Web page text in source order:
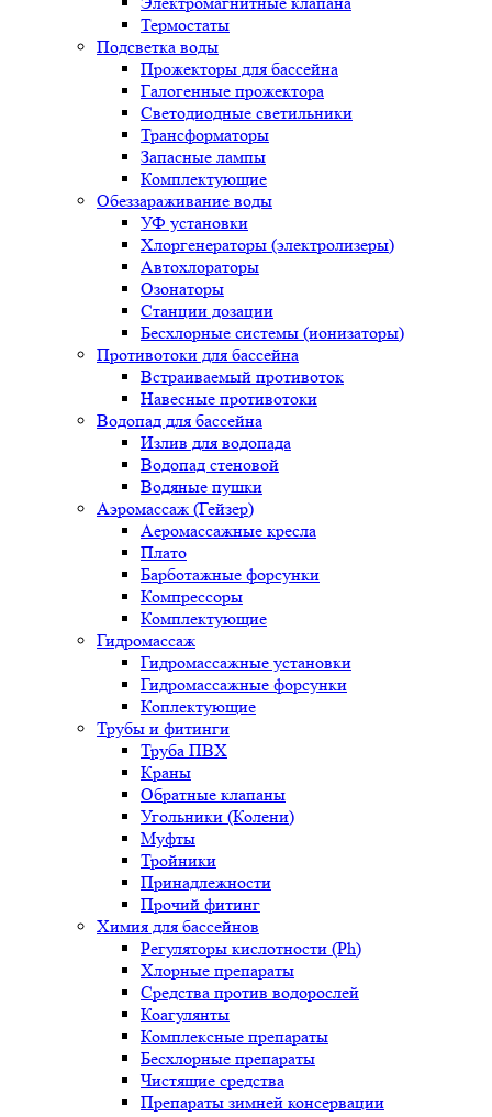
Термостаты
Подсветка воды
Прожекторы для бассейна
Галогенные прожектора
Светодиодные светильники
Трансформаторы
Запасные лампы
Комплектующие
Обеззараживание воды
УФ установки
Хлоргенераторы (электролизеры)
Автохлораторы
Озонаторы
Станции дозации
Бесхлорные системы (ионизаторы)
Противотоки для бассейна
Встраиваемый противоток
Навесные противотоки
Водопад для бассейна
Излив для водопада
Водопад стеновой
Водяные пушки
Аэромассаж (Гейзер)
Аеромассажные кресла
Плато
Барботажные форсунки
Компрессоры
Комплектующие
Гидромассаж
Гидромассажные установки
Гидромассажные форсунки
Коплектующие
Трубы и фитинги
Труба ПВХ
Краны
Обратные клапаны
Угольники (Колени)
Муфты
Тройники
Принадлежности
Прочий фитинг
Химия для бассейнов
Регуляторы кислотности (Ph)
Хлорные препараты
Средства против водорослей
Коагулянты
Комплексные препараты
Бесхлорные препараты
Чистящие средства
Препараты зимней консервации